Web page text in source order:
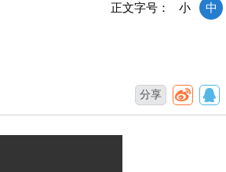
正文字号： 小 中
分享